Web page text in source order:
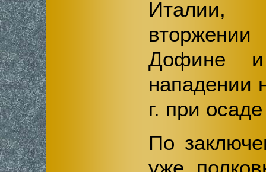
Италии,
Дофине
нападении
г. при
По
уже